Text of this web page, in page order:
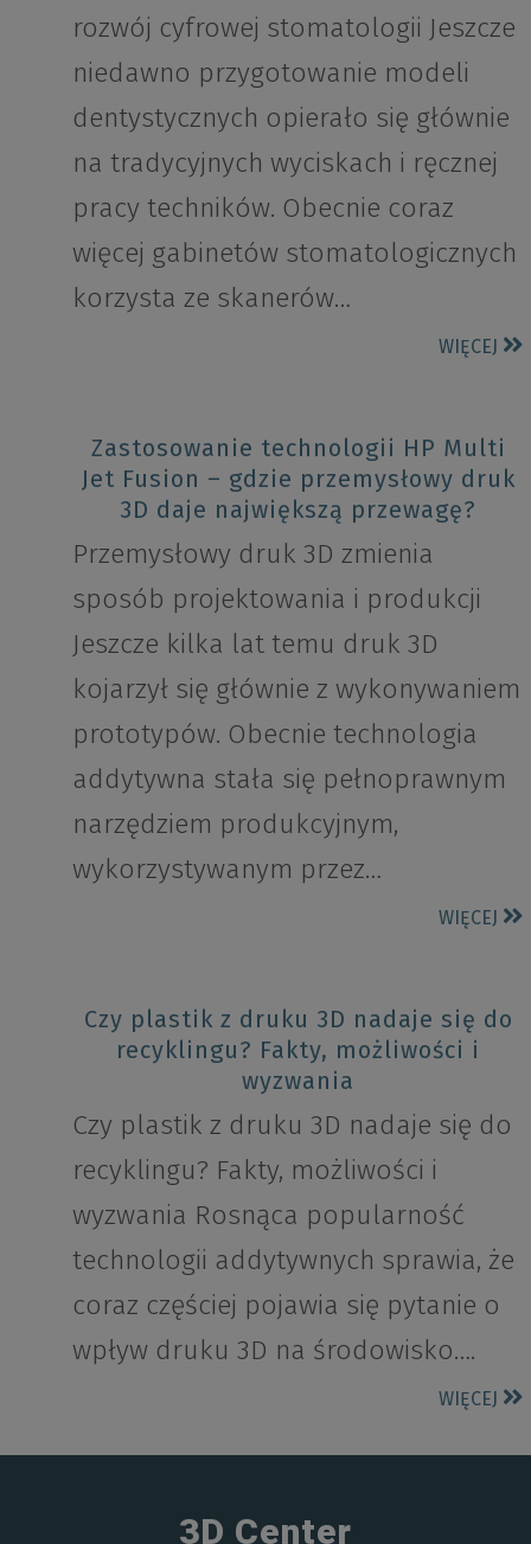
rozwój cyfrowej stomatologii Jeszcze
niedawno przygotowanie modeli
dentystycznych opierało się głównie
na tradycyjnych wyciskach i ręcznej
pracy techników. Obecnie coraz
więcej gabinetów stomatologicznych
korzysta ze skanerów…
WIĘCEJ
Zastosowanie technologii HP Multi
Jet Fusion – gdzie przemysłowy druk
3D daje największą przewagę?
Przemysłowy druk 3D zmienia
sposób projektowania i produkcji
Jeszcze kilka lat temu druk 3D
kojarzył się głównie z wykonywaniem
prototypów. Obecnie technologia
addytywna stała się pełnoprawnym
narzędziem produkcyjnym,
wykorzystywanym przez…
WIĘCEJ
Czy plastik z druku 3D nadaje się do
recyklingu? Fakty, możliwości i
wyzwania
Czy plastik z druku 3D nadaje się do
recyklingu? Fakty, możliwości i
wyzwania Rosnąca popularność
technologii addytywnych sprawia, że
coraz częściej pojawia się pytanie o
wpływ druku 3D na środowisko….
WIĘCEJ
3D Center